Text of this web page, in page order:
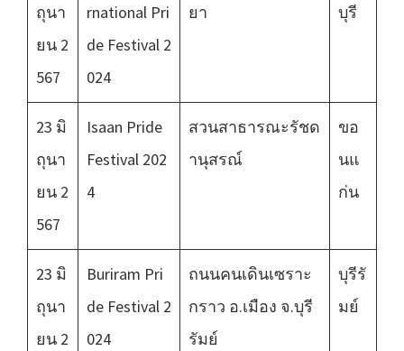
ถุนา
ยน 2
567
rnational Pri
de Festival 2
024
ยา
บุรี
23 มิ
ถุนา
ยน 2
567
Isaan Pride
Festival 202
4
สวนสาธารณะรัชด
านุสรณ์
ขอ
นแ
ก่น
23 มิ
ถุนา
ยน 2
Buriram Pri
de Festival 2
024
ถนนคนเดิน​เซราะ​
กราว อ.เมือง จ.บุรี
รัมย์
บุรีรั
มย์